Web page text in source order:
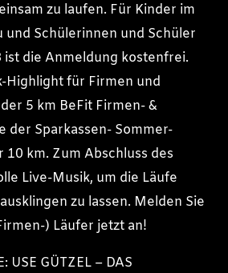
zu laufen. Für Kinder im
und Schülerinnen und Schüler
ist die Anmeldung kostenfrei.
Highlight für Firmen und
5 km BeFit Firmen- &
der Sparkassen- Sommer-
km. Zum Abschluss des
Live-Musik, um die Läufe
zu lassen. Melden Sie
) Läufer jetzt an!
USE GÜTZEL – DAS